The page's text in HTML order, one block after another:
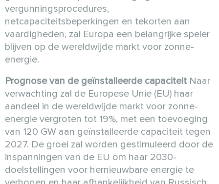
vergunningsprocedures,
netcapaciteitsbeperkingen en tekorten aan
vaardigheden, zal Europa een belangrijke speler
blijven op de wereldwijde markt voor zonne-
energie.
Prognose van de geïnstalleerde capaciteit Naar
verwachting zal de Europese Unie (EU) haar
aandeel in de wereldwijde markt voor zonne-
energie vergroten tot 19%, met een toevoeging
van 120 GW aan geïnstalleerde capaciteit tegen
2027. De groei zal worden gestimuleerd door de
inspanningen van de EU om haar 2030-
doelstellingen voor hernieuwbare energie te